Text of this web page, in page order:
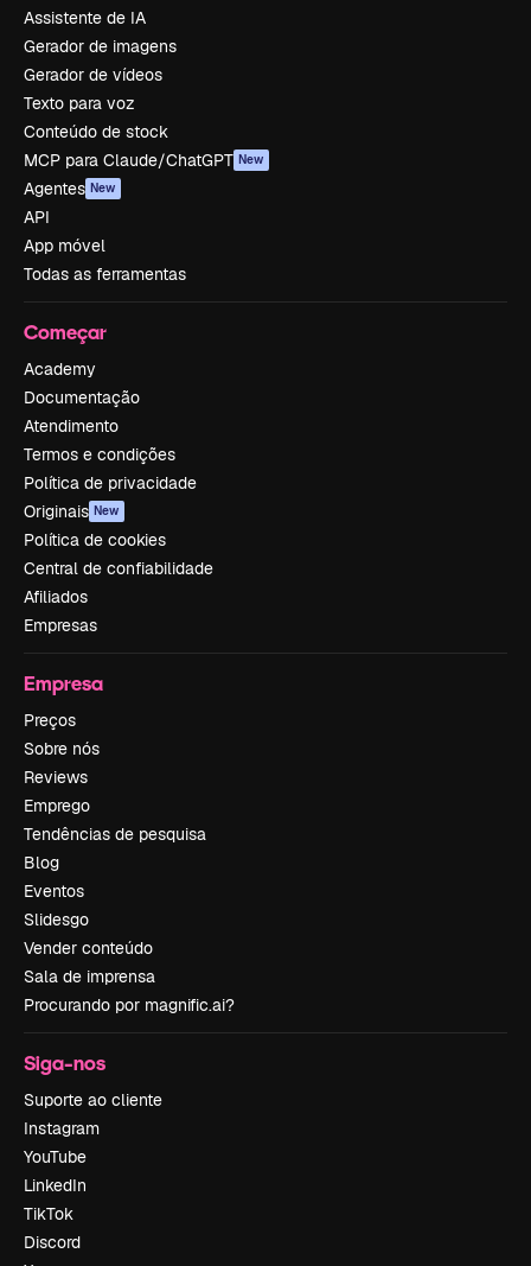
Assistente de IA
Gerador de imagens
Gerador de vídeos
Texto para voz
Conteúdo de stock
MCP para Claude/ChatGPT New
Agentes New
API
App móvel
Todas as ferramentas
Começar
Academy
Documentação
Atendimento
Termos e condições
Política de privacidade
Originais New
Política de cookies
Central de confiabilidade
Afiliados
Empresas
Empresa
Preços
Sobre nós
Reviews
Emprego
Tendências de pesquisa
Blog
Eventos
Slidesgo
Vender conteúdo
Sala de imprensa
Procurando por magnific.ai?
Siga-nos
Suporte ao cliente
Instagram
YouTube
LinkedIn
TikTok
Discord